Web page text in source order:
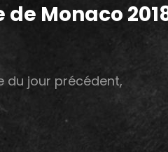
Monaco
du jour précédent,